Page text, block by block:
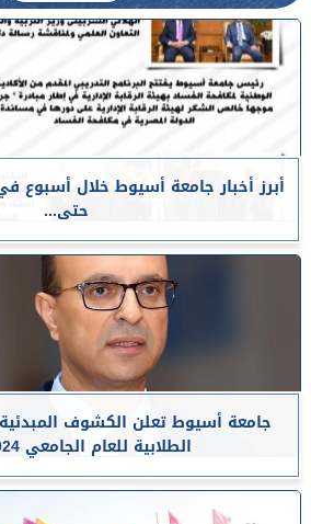
حتى...
جامعة أسيوط تعلن الكشوف المبدئية
الطلابية للعام الجامعي 2024 /2025